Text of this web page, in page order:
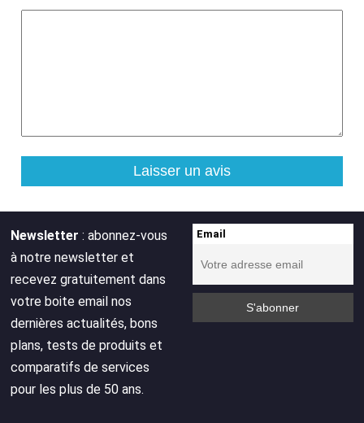
Newsletter : abonnez-vous
à notre newsletter et
recevez gratuitement dans
votre boite email nos
dernières actualités, bons
plans, tests de produits et
comparatifs de services
pour les plus de 50 ans.
Email